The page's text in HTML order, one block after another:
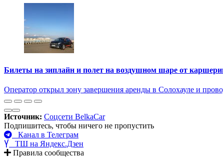
Билеты на зиплайн и полет на воздушном шаре от
Оператор открыл зону завершения аренды в Солохауле и
Источник: Соцсети BelkaCar
Подпишитесь, чтобы ничего не пропустить
Канал в Телеграм
ТШ на Яндекс.Дзен
Правила сообщества